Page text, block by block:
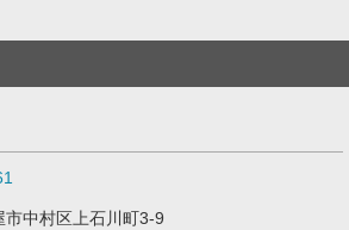
市中村区上石川町3-9